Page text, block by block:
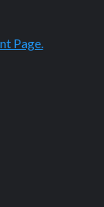
Page.